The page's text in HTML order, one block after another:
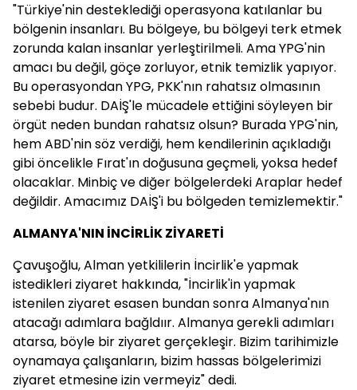
"Türkiye'nin desteklediği operasyona katılanlar bu
bölgenin insanları. Bu bölgeye, bu bölgeyi terk etmek
zorunda kalan insanlar yerleştirilmeli. Ama YPG'nin
amacı bu değil, göçe zorluyor, etnik temizlik yapıyor.
Bu operasyondan YPG, PKK'nın rahatsız olmasının
sebebi budur. DAİŞ'le mücadele ettiğini söyleyen bir
örgüt neden bundan rahatsız olsun? Burada YPG'nin,
hem ABD'nin söz verdiği, hem kendilerinin açıkladığı
gibi öncelikle Fırat'ın doğusuna geçmeli, yoksa hedef
olacaklar. Minbiç ve diğer bölgelerdeki Araplar hedef
değildir. Amacımız DAİŞ'i bu bölgeden temizlemektir."
ALMANYA'NIN İNCİRLİK ZİYARETİ
Çavuşoğlu, Alman yetkililerin İncirlik'e yapmak
istedikleri ziyaret hakkında, "İncirlik'in yapmak
istenilen ziyaret esasen bundan sonra Almanya'nın
atacağı adımlara bağldıır. Almanya gerekli adımları
atarsa, böyle bir ziyaret gerçekleşir. Bizim tarihimizle
oynamaya çalışanların, bizim hassas bölgelerimizi
ziyaret etmesine izin vermeyiz" dedi.